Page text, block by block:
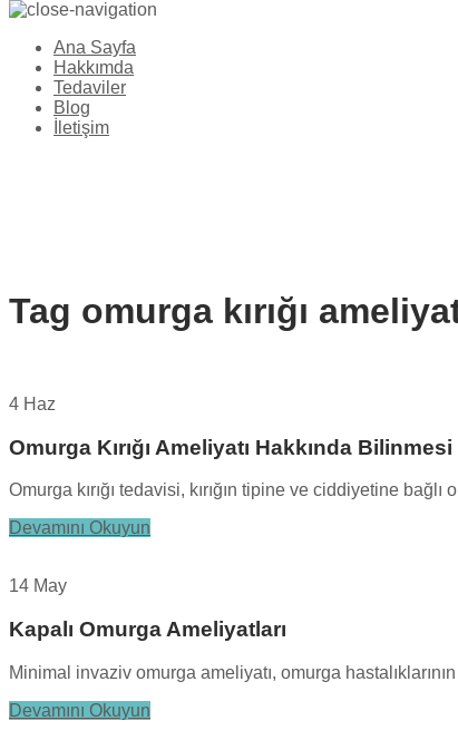
Ana Sayfa
Hakkımda
Tedaviler
Blog
İletişim
Tag omurga kırığı
4 Haz
Omurga Kırığı Ameliyatı Hakkında
Omurga kırığı tedavisi, kırığın tipine ve ciddiyetine
Devamını Okuyun
14 May
Kapalı Omurga Ameliyatları
Minimal invaziv omurga ameliyatı, omurga
Devamını Okuyun